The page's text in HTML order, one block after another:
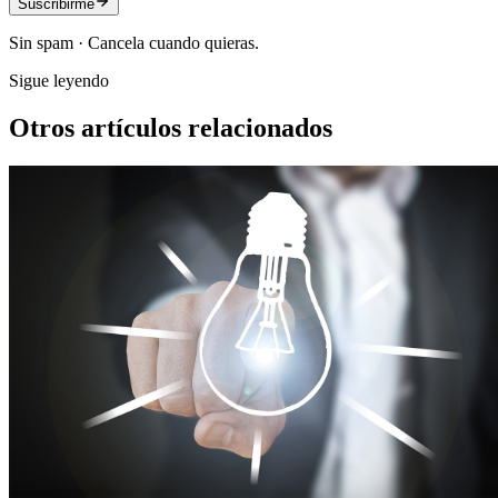
Suscribirme
Sin spam · Cancela cuando quieras.
Sigue leyendo
Otros artículos relacionados